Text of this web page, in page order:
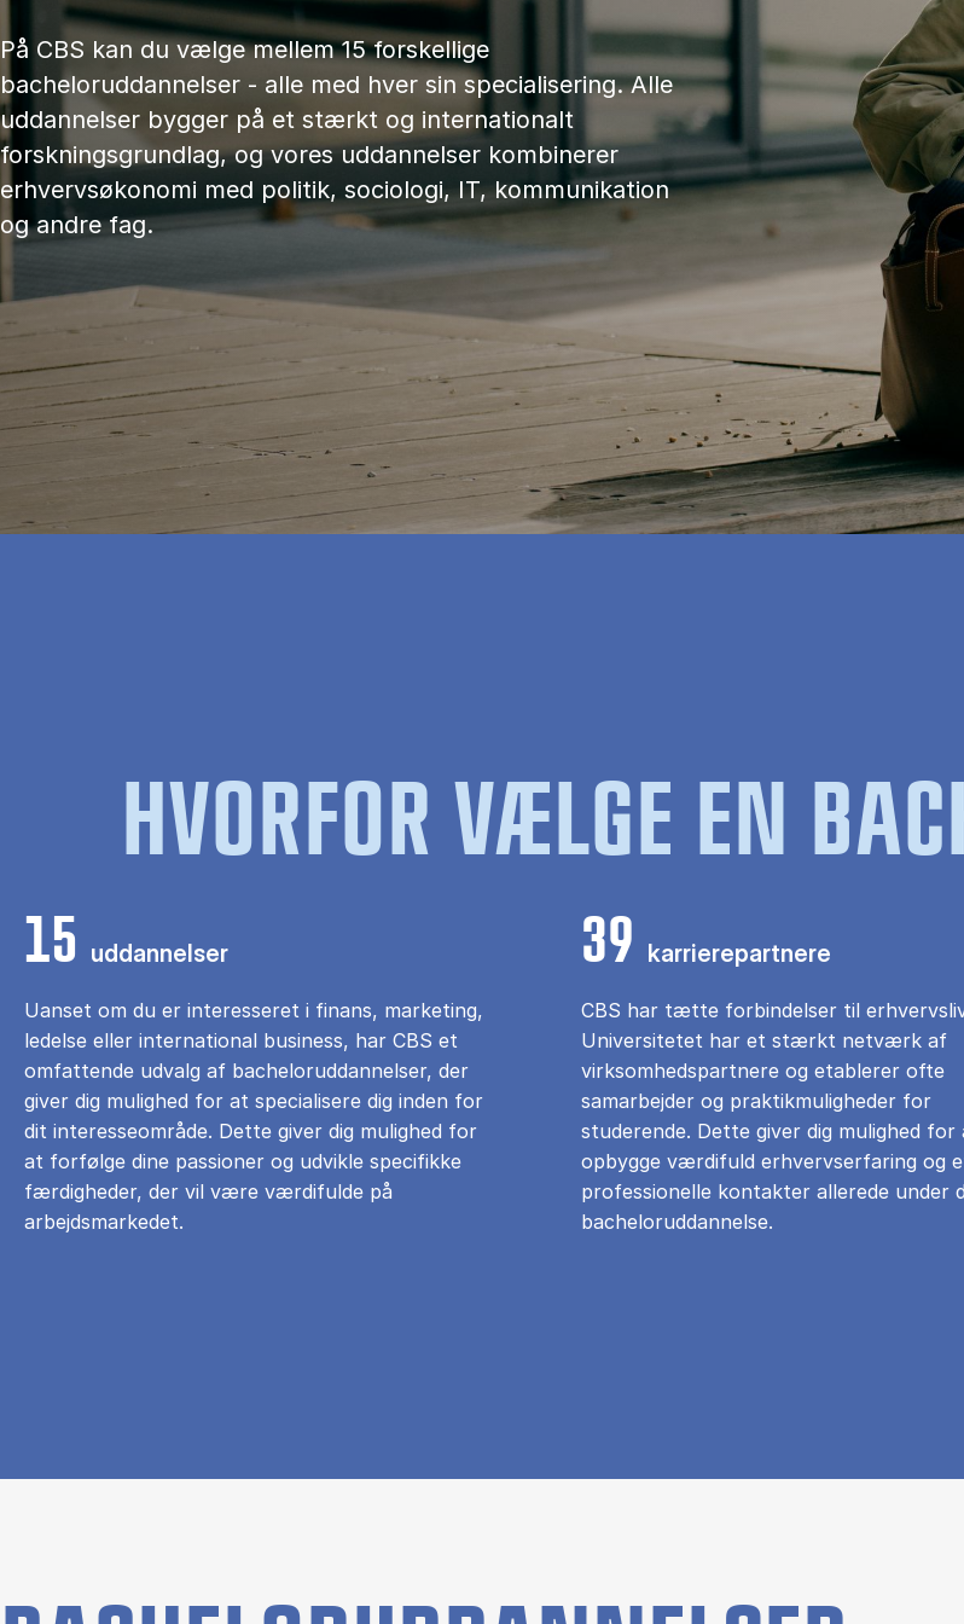
På CBS kan du vælge mellem 15 forskellige
bacheloruddannelser - alle med hver sin specialisering. Alle
uddannelser bygger på et stærkt og internationalt
forskningsgrundlag, og vores uddannelser kombinerer
erhvervsøkonomi med politik, sociologi, IT, kommunikation
og andre fag.
HVORFOR VÆLGE EN
15 uddannelser
Uanset om du er interesseret i finans, marketing,
ledelse eller international business, har CBS et
omfattende udvalg af bacheloruddannelser, der
giver dig mulighed for at specialisere dig inden for
dit interesseområde. Dette giver dig mulighed for
at forfølge dine passioner og udvikle specifikke
færdigheder, der vil være værdifulde på
arbejdsmarkedet.
39 karrierepartnere
CBS har tætte forbindelser til
Universitetet har et stærkt netværk af
virksomhedspartnere og etablerer ofte
samarbejder og praktikmuligheder for
studerende. Dette giver dig mulighed for
opbygge værdifuld erhvervserfaring og
professionelle kontakter allerede under
bacheloruddannelse.